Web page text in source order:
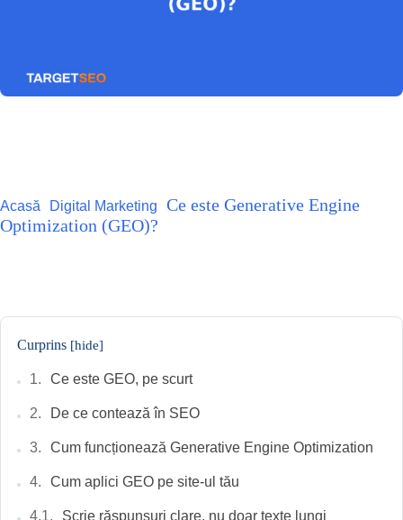
Acasă Digital Marketing
Ce este Generative Engine
Optimization (GEO)?
Curprins [hide]
Ce este GEO, pe scurt
De ce contează în SEO
Cum funcționează Generative Engine Optimization
Cum aplici GEO pe site-ul tău
Scrie răspunsuri clare, nu doar texte lungi